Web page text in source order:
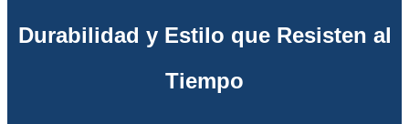
Durabilidad y Estilo que Resisten al
Tiempo